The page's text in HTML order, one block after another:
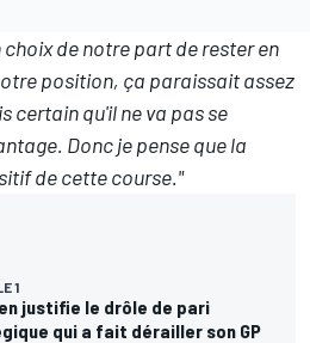
de notre part de rester en
position, ça paraissait assez
certain qu'il ne va pas se
Donc je pense que la
de cette course."
1
justifie le drôle de pari
qui a fait dérailler son GP